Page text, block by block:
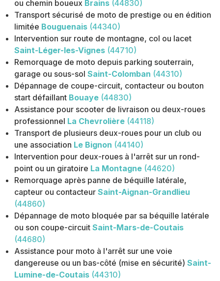
ou chemin boueux Brains (44830)
Transport sécurisé de moto de prestige ou en édition
limitée Bouguenais (44340)
Intervention sur route de montagne, col ou lacet
Saint-Léger-les-Vignes (44710)
Remorquage de moto depuis parking souterrain,
garage ou sous-sol Saint-Colomban (44310)
Dépannage de coupe-circuit, contacteur ou bouton
start défaillant Bouaye (44830)
Assistance pour scooter de livraison ou deux-roues
professionnel La Chevrolière (44118)
Transport de plusieurs deux-roues pour un club ou
une association Le Bignon (44140)
Intervention pour deux-roues à l'arrêt sur un rond-
point ou un giratoire La Montagne (44620)
Remorquage après panne de béquille latérale,
capteur ou contacteur Saint-Aignan-Grandlieu
(44860)
Dépannage de moto bloquée par sa béquille latérale
ou son coupe-circuit Saint-Mars-de-Coutais
(44680)
Assistance pour moto à l'arrêt sur une voie
dangereuse ou un bas-côté (mise en sécurité) Saint-
Lumine-de-Coutais (44310)